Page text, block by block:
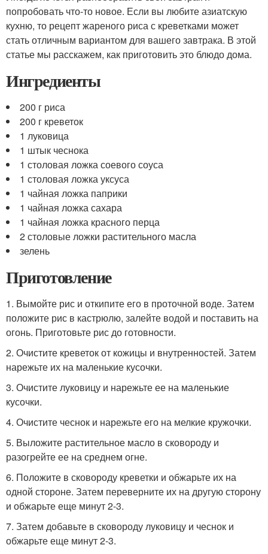
попробовать что-то новое. Если вы любите азиатскую
кухню, то рецепт жареного риса с креветками может
стать отличным вариантом для вашего завтрака. В этой
статье мы расскажем, как приготовить это блюдо дома.
Ингредиенты
200 г риса
200 г креветок
1 луковица
1 штык чеснока
1 столовая ложка соевого соуса
1 столовая ложка уксуса
1 чайная ложка паприки
1 чайная ложка сахара
1 чайная ложка красного перца
2 столовые ложки растительного масла
зелень
Приготовление
1. Вымойте рис и откипите его в проточной воде. Затем
положите рис в кастрюлю, залейте водой и поставить на
огонь. Приготовьте рис до готовности.
2. Очистите креветок от кожицы и внутренностей. Затем
нарежьте их на маленькие кусочки.
3. Очистите луковицу и нарежьте ее на маленькие
кусочки.
4. Очистите чеснок и нарежьте его на мелкие кружочки.
5. Выложите растительное масло в сковороду и
разогрейте ее на среднем огне.
6. Положите в сковороду креветки и обжарьте их на
одной стороне. Затем переверните их на другую сторону
и обжарьте еще минут 2-3.
7. Затем добавьте в сковороду луковицу и чеснок и
обжарьте еще минут 2-3.